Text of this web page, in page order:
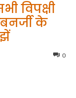
विपक्षी
के
0